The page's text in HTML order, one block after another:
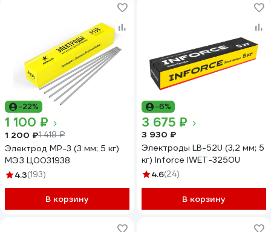
-22%
1 100 ₽
1 200 ₽1 418 ₽
Электрод МР-3 (3 мм; 5 кг)
МЭЗ Ц0031938
4.3(193)
В корзину
-6%
3 675 ₽
3 930 ₽
Электроды LB-52U (3,2 мм; 5
кг) Inforce IWET-3250U
4.6(24)
В корзину